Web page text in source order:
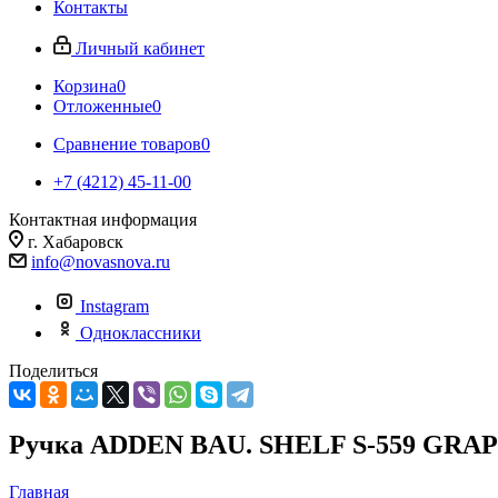
Контакты
Личный кабинет
Корзина0
Отложенные0
Сравнение товаров0
+7 (4212) 45-11-00
Контактная информация
г. Хабаровск
info@novasnova.ru
Instagram
Одноклассники
Поделиться
Ручка ADDEN BAU. SHELF S-559
Главная